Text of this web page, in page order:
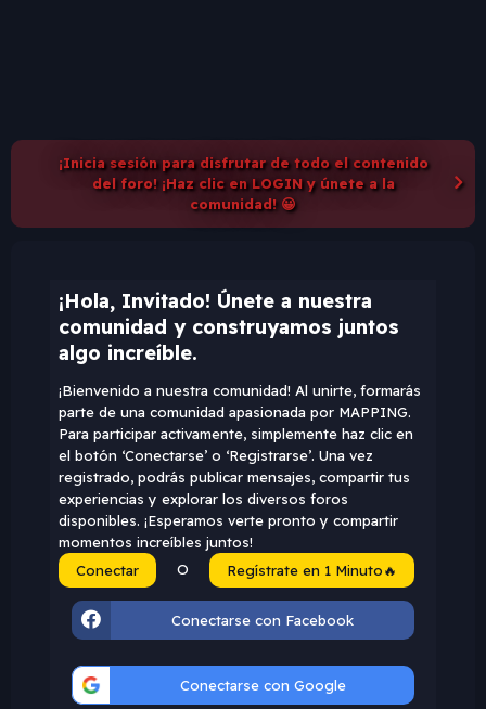
¡Inicia sesión para disfrutar de todo el contenido
del foro! ¡Haz clic en LOGIN y únete a la
comunidad! 😀
¡Hola, Invitado! Únete a nuestra
comunidad y construyamos juntos
algo increíble.
¡Bienvenido a nuestra comunidad! Al unirte, formarás
parte de una comunidad apasionada por MAPPING.
Para participar activamente, simplemente haz clic en
el botón ‘Conectarse’ o ‘Registrarse’. Una vez
registrado, podrás publicar mensajes, compartir tus
experiencias y explorar los diversos foros
disponibles. ¡Esperamos verte pronto y compartir
momentos increíbles juntos!
Conectar
O Regístrate en 1 Minuto🔥
Conectarse con Facebook
Conectarse con Google